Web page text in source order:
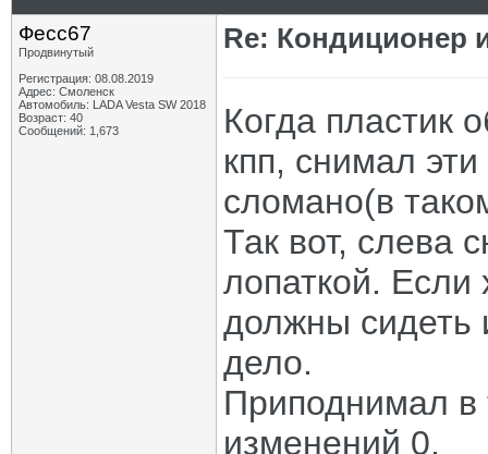
Фесс67
Продвинутый
Регистрация: 08.08.2019
Адрес: Смоленск
Автомобиль: LADA Vesta SW 2018
Возраст: 40
Сообщений: 1,673
Re: Кондиционер
Когда пластик
кпп, снимал
сломано(в
Так вот, слева
лопаткой. Если
должны сидеть
дело.
Приподнимал в
изменений 0.